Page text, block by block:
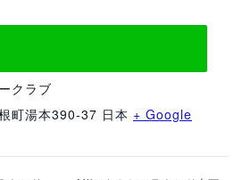
クラブ
町湯本390-37 日本 + Google